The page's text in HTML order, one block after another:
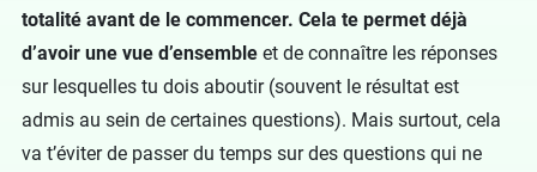
totalité avant de le commencer. Cela te permet déjà
d’avoir une vue d’ensemble et de connaître les réponses
sur lesquelles tu dois aboutir (souvent le résultat est
admis au sein de certaines questions). Mais surtout, cela
va t’éviter de passer du temps sur des questions qui ne